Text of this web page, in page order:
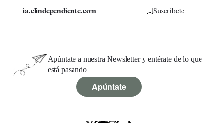
ia.elindependiente.com Suscríbete
Apúntate a nuestra Newsletter y entérate de lo que
está pasando
Apúntate